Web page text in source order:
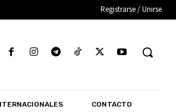
Registrarse / Unirse
CONTACTO